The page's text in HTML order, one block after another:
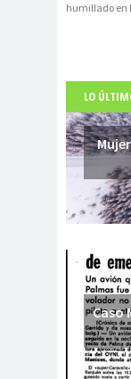
humillado en
LO
Caso